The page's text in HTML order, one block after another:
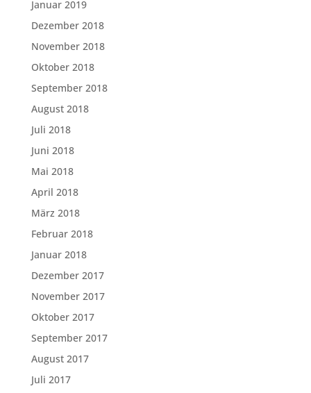
Januar 2019
Dezember 2018
November 2018
Oktober 2018
September 2018
August 2018
Juli 2018
Juni 2018
Mai 2018
April 2018
März 2018
Februar 2018
Januar 2018
Dezember 2017
November 2017
Oktober 2017
September 2017
August 2017
Juli 2017